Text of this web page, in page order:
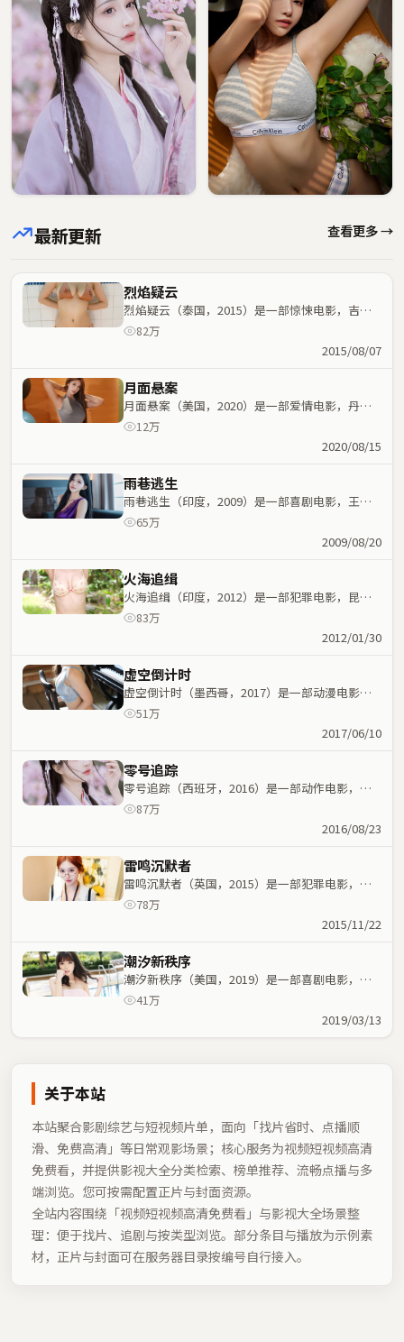
最新更新 查看更多 →
烈焰疑云
烈焰疑云（泰国，2015）是一部惊悚电影，吉尔
莫·德尔·托罗执导，咏梅、张家辉等主演；惊悚
元素与人物命运紧密交织，节奏紧凑。
82万
2015/08/07
月面悬案
月面悬案（美国，2020）是一部爱情电影，丹尼
斯·维伦纽瓦执导，王凯、宋康昊等主演；爱情元
12万
2020/08/15
雨巷逃生
雨巷逃生（印度，2009）是一部喜剧电影，王家
卫执导，汤唯、周润发等主演；喜剧元素与人物命
65万
2009/08/20
火海追缉
火海追缉（印度，2012）是一部犯罪电影，昆汀
·塔伦蒂诺执导，秦海璐、佛罗伦斯·珀等主演；
犯罪元素与人物命运紧密交织，节奏紧凑。
83万
2012/01/30
虚空倒计时
虚空倒计时（墨西哥，2017）是一部动漫电影，
路阳执导，雷佳音、任素汐等主演；动漫元素与人
51万
2017/06/10
零号追踪
零号追踪（西班牙，2016）是一部动作电影，宫
崎骏执导，巩俐、周冬雨等主演；动作元素与人物
87万
2016/08/23
雷鸣沉默者
雷鸣沉默者（英国，2015）是一部犯罪电影，陈
凯歌执导，魏翔、张译等主演；犯罪元素与人物命
78万
2015/11/22
潮汐新秩序
潮汐新秩序（美国，2019）是一部喜剧电影，李
安执导，奥黛丽·塔图、张译等主演；喜剧元素与
41万
2019/03/13
关于本站
本站聚合影剧综艺与短视频片单，面向「找片省时、点播顺
滑、免费高清」等日常观影场景；核心服务为视频短视频高清
免费看，并提供影视大全分类检索、榜单推荐、流畅点播与多
端浏览。您可按需配置正片与封面资源。
全站内容围绕「视频短视频高清免费看 」与影视大全场景整
理：便于找片、追剧与按类型浏览。部分条目与播放为示例素
材，正片与封面可在服务器目录按编号自行接入。